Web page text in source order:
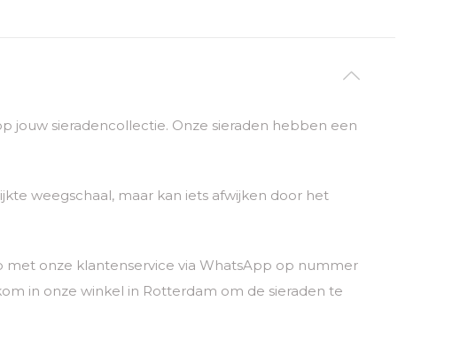
jouw sieradencollectie. Onze sieraden hebben een
weegschaal, maar kan iets afwijken door het
onze klantenservice via WhatsApp op nummer
in onze winkel in Rotterdam om de sieraden te